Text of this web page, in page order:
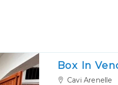
Box In
Cavi Arenelle